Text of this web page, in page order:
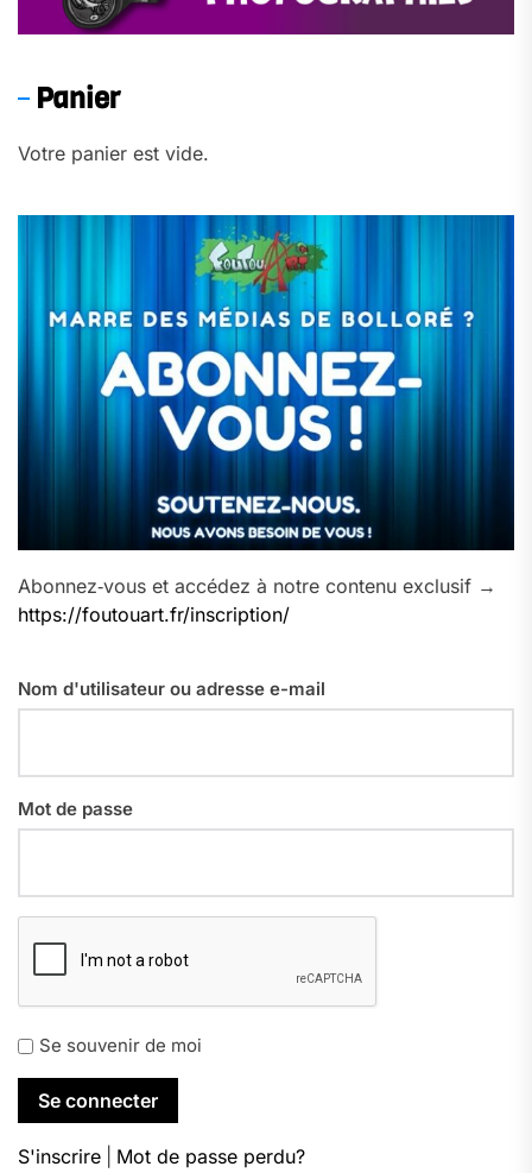
Panier
Votre panier est vide.
Abonnez‑vous et accédez à notre contenu exclusif →
https://foutouart.fr/inscription/
Nom d'utilisateur ou adresse e-mail
Mot de passe
Se souvenir de moi
S'inscrire Mot de passe perdu?